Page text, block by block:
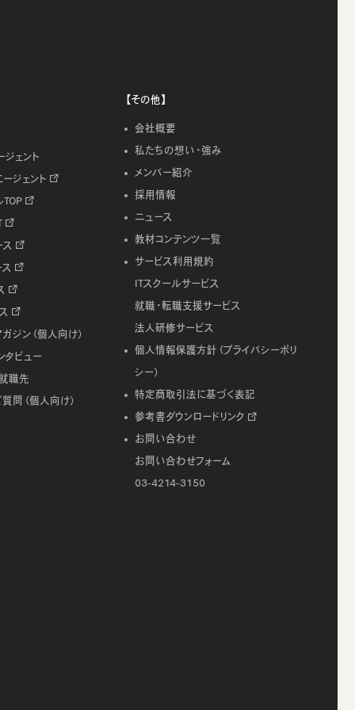
ェント
ジェント
TOP
ジン（個人向け）
タビュー
職先
問（個人向け）
【その他】
会社概要
私たちの想い・強み
メンバー紹介
採用情報
ニュース
教材コンテンツ一覧
サービス利用規約
ITスクールサービス
就職・転職支援サービス
法人研修サービス
個人情報保護方針（プライバシーポリ
シー）
特定商取引法に基づく表記
参考書ダウンロードリンク
お問い合わせ
お問い合わせフォーム
03-4214-3150